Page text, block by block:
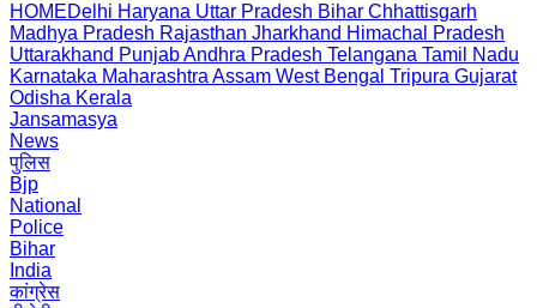
HOMEDelhi Haryana Uttar Pradesh Bihar Chhattisgarh
Madhya Pradesh Rajasthan Jharkhand Himachal Pradesh
Uttarakhand PunjabAndhra Pradesh Telangana Tamil Nadu
Karnataka Maharashtra Assam West Bengal Tripura Gujarat
Odisha Kerala
Jansamasya
News
पुलिस
Bjp
National
Police
Bihar
India
कांग्रेस